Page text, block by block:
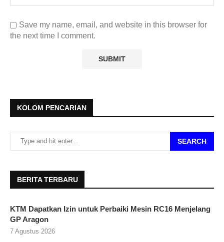
Save my name, email, and website in this browser for
the next time I comment.
KOLOM PENCARIAN
SEARCH
BERITA TERBARU
KTM Dapatkan Izin untuk Perbaiki Mesin RC16 Menjelang
GP Aragon
7 Agustus 2026